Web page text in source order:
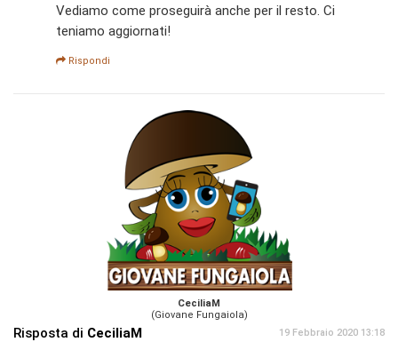
Vediamo come proseguirà anche per il resto. Ci
teniamo aggiornati!
Rispondi
CeciliaM
(Giovane Fungaiola)
Risposta di CeciliaM 19 Febbraio 2020 13:18